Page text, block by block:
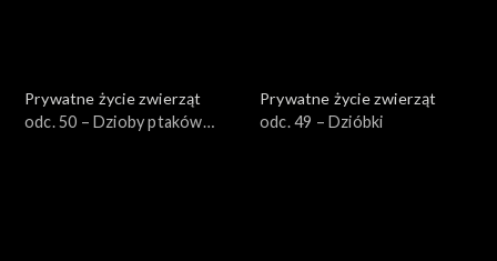
Prywatne życie zwierząt
odc. 50 – Dzioby ptaków
Prywatne życie zwierząt
odc. 49 – Dzióbki